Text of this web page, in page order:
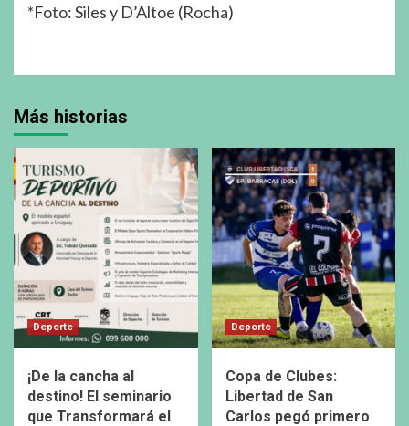
*Foto: Siles y D’Altoe (Rocha)
Más historias
Deporte
¡De la cancha al
destino! El seminario
que Transformará el
Deporte
Copa de Clubes:
Libertad de San
Carlos pegó primero